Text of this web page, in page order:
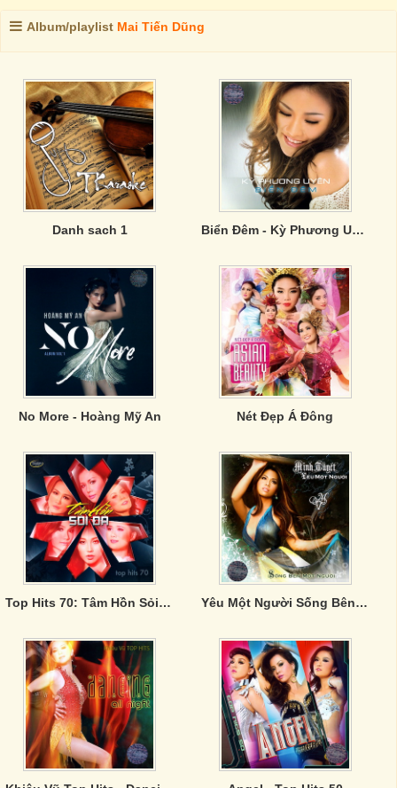
Album/playlist Mai Tiến Dũng
Danh sach 1 Biển Đêm - Kỳ Phương Uyên
No More - Hoàng Mỹ An Nét Đẹp Á Đông
Top Hits 70: Tâm Hồn Sỏi Đá Yêu Một Người Sống Bên Một Người